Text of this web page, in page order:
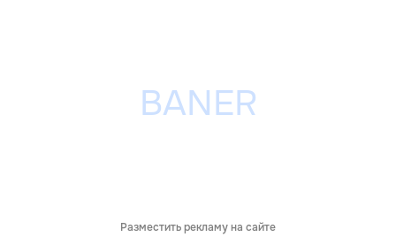
Разместить рекламу на сайте